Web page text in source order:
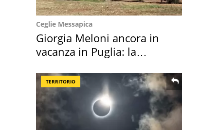
Ceglie Messapica
Giorgia Meloni ancora in
vacanza in Puglia: la
TERRITORIO